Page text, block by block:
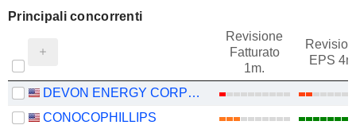
Principali concorrenti
Revisione
Fatturato
1m.
EPS
DEVON ENERGY CORPORATION
CONOCOPHILLIPS